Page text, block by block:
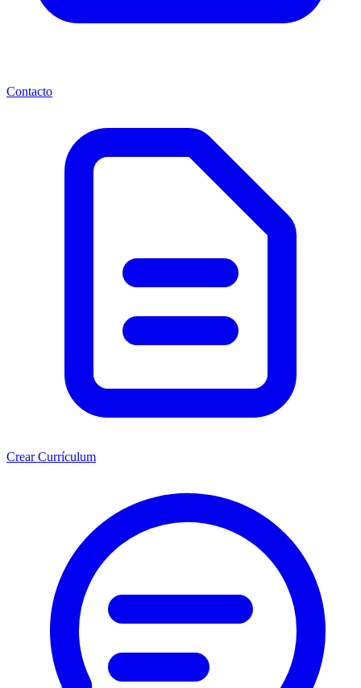
Contacto
Crear Currículum